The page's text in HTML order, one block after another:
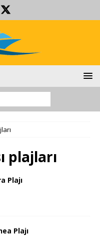
plajları
Plajı
Plajı